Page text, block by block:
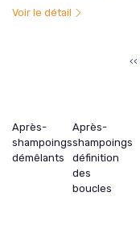
Voir le détail
‹‹
Après-
shampoings
démêlants
Après-
shampoings
définition
des
boucles